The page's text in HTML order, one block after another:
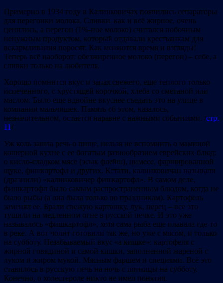
Примерно в 1934 году в Калинковичах появились сепараторы
для перегонки молока. Сливки, как и всё жирное, очень
ценились, а перегон (1%-ное молоко) считался побочным
ненужным продуктом, который отдавали крестьянкам для
вскармливания поросят. Как меняются время и взгляды!
Теперь всё наоборот: обезжиренное молоко (перегон) – себе, а
сливки только на любителя.
Хорошо помнится вкус и запах свежего, еще теплого только
испеченного, с хрустящей корочкой, хлеба со сметаной или
маслом. Было еще вдвойне вкуснее съедать это на улице в
компании мальчишек. Память об этом, казалось,
незначительном, остается наравне с важными событиями. /стр.
11/
Уж коль зашла речь о пище, нельзя не вспомнить о маминой
кошерной кухне с ее богатым разнообразием еврейских блюд:
о кисло-сладком мясе (эсык флейш), цимесе, фаршированной
щуке, фишкартофл и других. Кстати, калинковичан называли
(дразнили) «калинковичер фишкартофл». В самом деле,
фишкартофл было самым распространенным блюдом, когда не
было рыбы (а она была только по праздникам). Картофель
заменял ее. Брали свежую картошку, лук, перец – все это
тушили на медленном огне в русской печке. И это уже
называлось «фишкартофл», хотя сама рыба еще плавала где-то
в реке. А вот чолнт готовили так же, но уже с мясом, и только
на субботу. Незабываемый вкус «а кишке»: картофеля с
жирной говядиной и самой кишки, заполненной жареной с
луком и жиром мукой. Мясным фаршем и специями. Всё это
ставилось в русскую печь на ночь с пятницы на субботу.
Конечно, о холестероле никто не имел понятия.